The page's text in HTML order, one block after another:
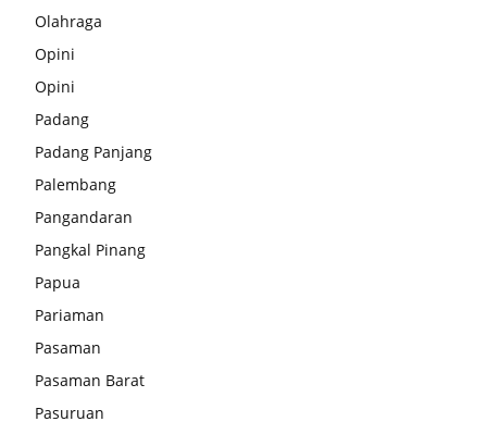
Olahraga
Opini
Opini
Padang
Padang Panjang
Palembang
Pangandaran
Pangkal Pinang
Papua
Pariaman
Pasaman
Pasaman Barat
Pasuruan